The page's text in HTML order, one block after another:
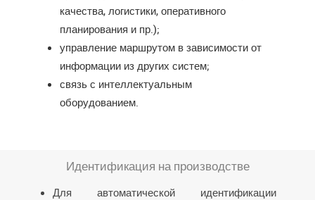
качества, логистики, оперативного
планирования и пр.);
управление маршрутом в зависимости от
информации из других систем;
связь с интеллектуальным
оборудованием.
Идентификация на производстве
Для автоматической идентификации